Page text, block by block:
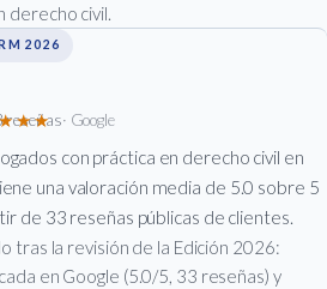
derecho civil.
2026
reseñas· Google
con práctica en derecho civil en
una valoración media de 5.0 sobre 5
de 33 reseñas públicas de clientes.
tras la revisión de la Edición 2026:
en Google (5.0/5, 33 reseñas) y